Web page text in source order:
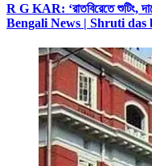
R G KAR: ‘রাতবিরেতে শুটিং,
Bengali News | Shruti